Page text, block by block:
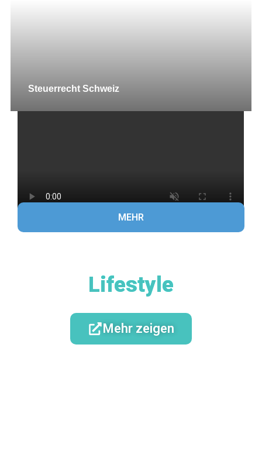
Steuerrecht Schweiz
MEHR
Lifestyle
Mehr zeigen